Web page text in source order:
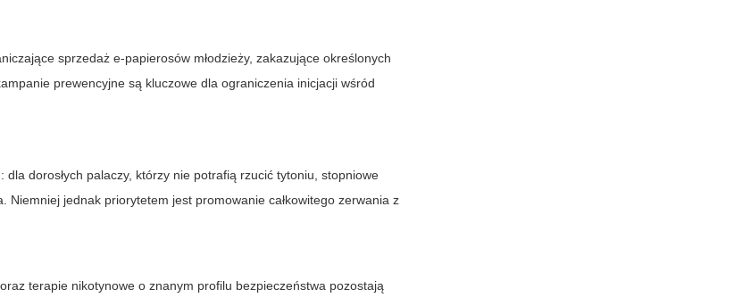
sprzedaż e-papierosów młodzieży, zakazujące określonych
prewencyjne są kluczowe dla ograniczenia inicjacji wśród
dorosłych palaczy, którzy nie potrafią rzucić tytoniu, stopniowe
jednak priorytetem jest promowanie całkowitego zerwania z
terapie nikotynowe o znanym profilu bezpieczeństwa pozostają